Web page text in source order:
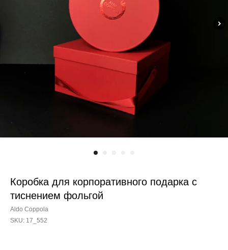
Коробка для корпоративного подарка с
тиснением фольгой
Aldo Coppola
SKU: 17_552